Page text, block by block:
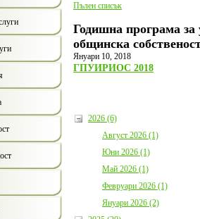
Пълен списък
Годишна програма за
общинска
Януари 10, 2018
ГПУИРИОС 2018
2026 (6)
Август 2026 (1)
Юни 2026 (1)
Май 2026 (1)
Февруари 2026 (1)
Януари 2026 (2)
повече